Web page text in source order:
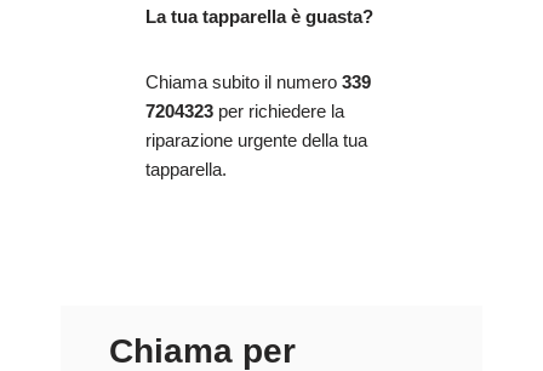
La tua tapparella è guasta?
Chiama subito il numero 339
7204323 per richiedere la
riparazione urgente della tua
tapparella.
Chiama per